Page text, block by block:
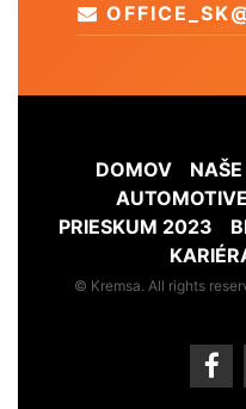
DOMOV
AUTOMOTIVE
PRIESKUM 2023
© Kremsa. All rights